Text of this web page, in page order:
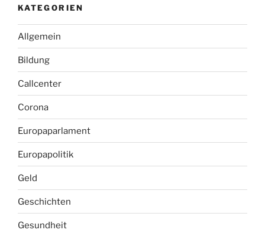
KATEGORIEN
Allgemein
Bildung
Callcenter
Corona
Europaparlament
Europapolitik
Geld
Geschichten
Gesundheit